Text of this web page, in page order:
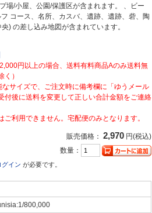
場/小屋、公園/保護区が含まれます。 、ビー
コース、名所、カスバ、遺跡、遺跡、砦、陶
) の差し込み地図が含まれています。
円以上の場合、送料有料商品Aのみ送料無
）
サイズで、ご注文時に備考欄に「ゆうメール
付後に送料を変更して正しい合計金額をご連絡
利用できません。宅配便のみとなります。
販売価格： 2,970 円(税込)
数量：
グイン が必要です。
800,000